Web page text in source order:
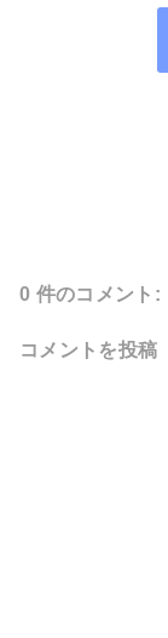
0 件のコメント:
コメントを投稿